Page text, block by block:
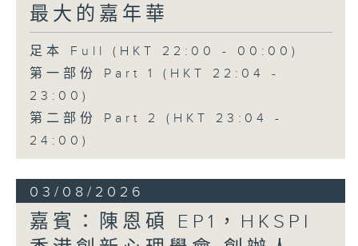
最大的嘉年華
足本 Full (HKT 22:00 - 00:00)
第一部份 Part 1 (HKT 22:04 -
23:00)
第二部份 Part 2 (HKT 23:04 -
24:00)
03/08/2026
嘉賓：陳恩碩 EP1，HKSPI